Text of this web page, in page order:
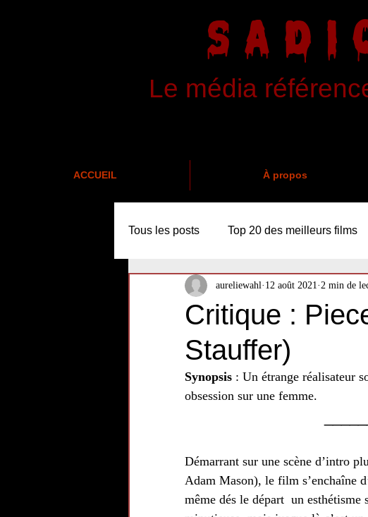
Le média
ACCUEIL À propos
Tous les posts Top 20 des meilleurs films
Critique :
Stauffer)
aureliewahl 12 août 2021 2 min de
Synopsis : Un étrange réalisateur
obsession sur une femme.
Démarrant sur une scène d’intro
Adam Mason), le film s’enchaîne
même dés le départ  un